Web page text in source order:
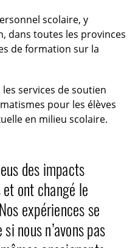
scolaire, y
dans toutes les provinces
de formation sur la
services de soutien
pour les élèves
en milieu scolaire.
des impacts
ont changé le
expériences se
nous n’avons pas